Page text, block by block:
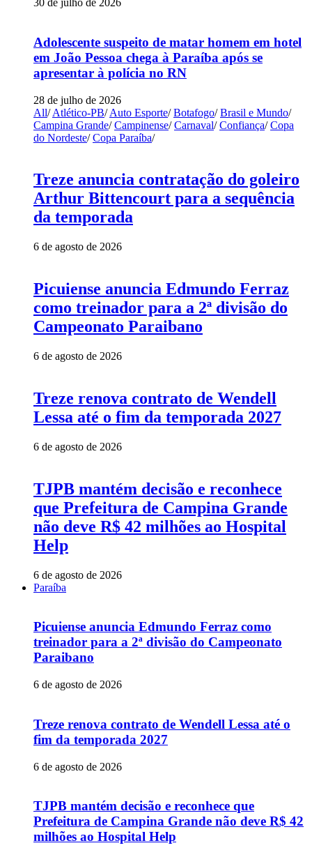
30 de julho de 2026
Adolescente suspeito de matar homem em hotel
em João Pessoa chega à Paraíba após se
apresentar à polícia no RN
28 de julho de 2026
All/ Atlético-PB/ Auto Esporte/ Botafogo/ Brasil e Mundo/
Campina Grande/ Campinense/ Carnaval/ Confiança/ Copa
do Nordeste/ Copa Paraíba/
Treze anuncia contratação do goleiro
Arthur Bittencourt para a sequência
da temporada
6 de agosto de 2026
Picuiense anuncia Edmundo Ferraz
como treinador para a 2ª divisão do
Campeonato Paraibano
6 de agosto de 2026
Treze renova contrato de Wendell
Lessa até o fim da temporada 2027
6 de agosto de 2026
TJPB mantém decisão e reconhece
que Prefeitura de Campina Grande
não deve R$ 42 milhões ao Hospital
Help
6 de agosto de 2026
Paraíba
Picuiense anuncia Edmundo Ferraz como
treinador para a 2ª divisão do Campeonato
Paraibano
6 de agosto de 2026
Treze renova contrato de Wendell Lessa até o
fim da temporada 2027
6 de agosto de 2026
TJPB mantém decisão e reconhece que
Prefeitura de Campina Grande não deve R$ 42
milhões ao Hospital Help